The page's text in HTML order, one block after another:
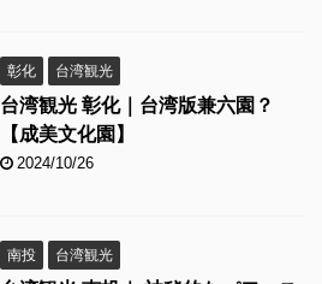
彰化 台湾観光
台湾観光 彰化｜台湾版兼六園？
【成美文化園】
2024/10/26
南投 台湾観光